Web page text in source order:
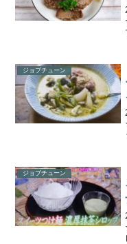
ジョブチューン
ジョブチューン